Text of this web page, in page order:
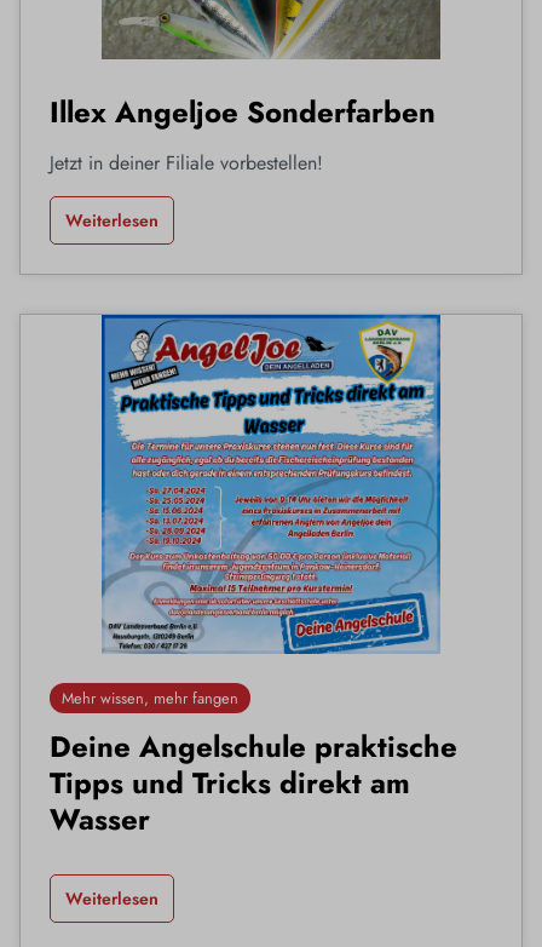
Illex Angeljoe Sonderfarben
Jetzt in deiner Filiale vorbestellen!
Weiterlesen
Mehr wissen, mehr fangen
Deine Angelschule praktische
Tipps und Tricks direkt am
Wasser
Weiterlesen